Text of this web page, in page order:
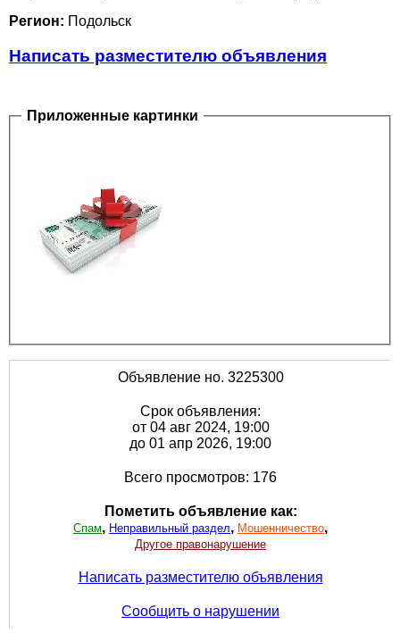
Регион: Подольск
Написать разместителю объявления
Приложенные картинки
Объявление но. 3225300
Срок объявления:
от 04 авг 2024, 19:00
до 01 апр 2026, 19:00
Всего просмотров: 176
Пометить объявление как:
Спам, Неправильный раздел, Мошенничество,
Другое правонарушение
Написать разместителю объявления
Сообщить о нарушении